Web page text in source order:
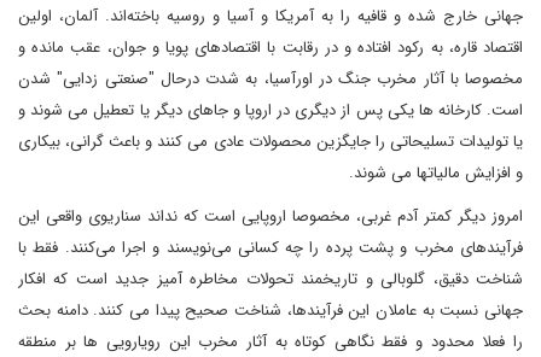
جهانی خارج شده و قافیه را به آمریکا و آسیا و روسیه باخته‌اند. آلمان، اولین
اقتصاد قاره، به رکود افتاده و در رقابت با اقتصادهای پویا و جوان، عقب مانده و
مخصوصا با آثار مخرب جنگ در اورآسیا، به شدت درحال "صنعتی زدایی" شدن
است. کارخانه ها یکی پس از دیگری در اروپا و جاهای دیگر یا تعطیل می شوند و
یا تولیدات تسلیحاتی را جایگزین محصولات عادی می کنند و باعث گرانی، بیکاری
و افزایش مالیاتها می شوند.
امروز دیگر کمتر آدم غربی، مخصوصا اروپایی است که نداند سناریوی واقعی این
فرآیندهای مخرب و پشت پرده را چه کسانی می‌نویسند و اجرا می‌کنند. فقط با
شناخت دقیق، گلوبالی و تاریخمند تحولات مخاطره آمیز جدید است که افکار
جهانی نسبت به عاملان این فرآیندها، شناخت صحیح پیدا می کنند. دامنه بحث
را فعلا محدود و فقط نگاهی کوتاه به آثار مخرب این رویارویی ها بر منطقه